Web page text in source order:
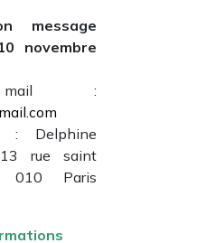
message
novembre
:
: Delphine
rue saint
010 Paris